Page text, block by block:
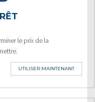
le prix de la
UTILISER MAINTENANT